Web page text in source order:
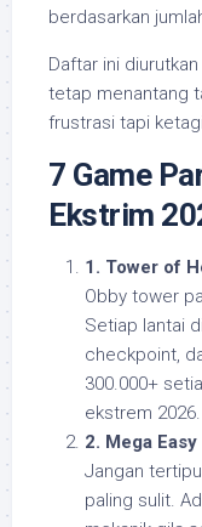
berdasarkan
Daftar ini
tetap menantang
frustrasi tapi
7 Game
Ekstrim
1. Tower of
Obby tower
Setiap lantai
checkpoint,
300.000+
ekstrem 2026.
2. Mega
Jangan
paling sulit.